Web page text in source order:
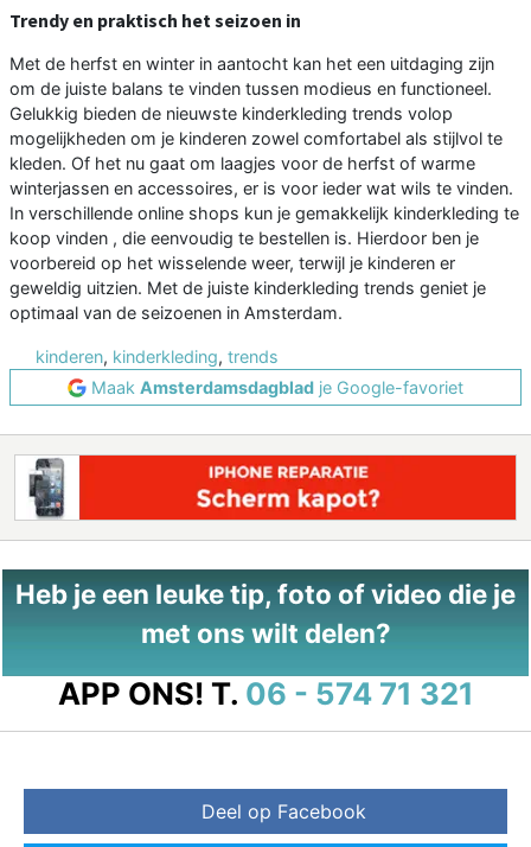
Trendy en praktisch het seizoen in
Met de herfst en winter in aantocht kan het een uitdaging zijn
om de juiste balans te vinden tussen modieus en functioneel.
Gelukkig bieden de nieuwste kinderkleding trends volop
mogelijkheden om je kinderen zowel comfortabel als stijlvol te
kleden. Of het nu gaat om laagjes voor de herfst of warme
winterjassen en accessoires, er is voor ieder wat wils te vinden.
In verschillende online shops kun je gemakkelijk kinderkleding te
koop vinden , die eenvoudig te bestellen is. Hierdoor ben je
voorbereid op het wisselende weer, terwijl je kinderen er
geweldig uitzien. Met de juiste kinderkleding trends geniet je
optimaal van de seizoenen in Amsterdam.
kinderen, kinderkleding, trends
Maak Amsterdamsdagblad je Google-favoriet
Heb je een leuke tip, foto of video die je
met ons wilt delen?
APP ONS! T. 06 - 574 71 321
Deel op Facebook